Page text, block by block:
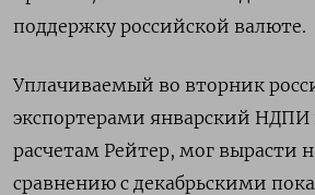
поддержку российской валюте.
Уплачиваемый во вторник
экспортерами январский НДПИ
расчетам Рейтер, мог вырасти
сравнению с декабрьскими